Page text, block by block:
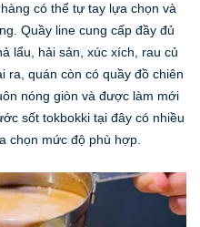
có thể tự tay lựa chọn và
Quầy line cung cấp đầy đủ
lẩu, hải sản, xúc xích, rau củ
ra, quán còn có quầy đồ chiên
nóng giòn và được làm mới
sốt tokbokki tại đây có nhiều
chọn mức độ phù hợp.